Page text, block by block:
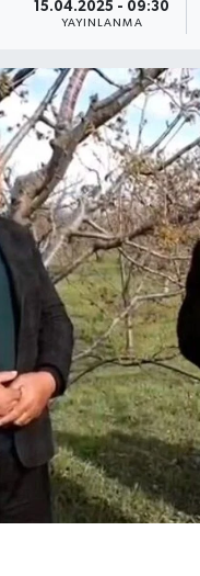
15.04.2025 - 09:30
YAYINLANMA